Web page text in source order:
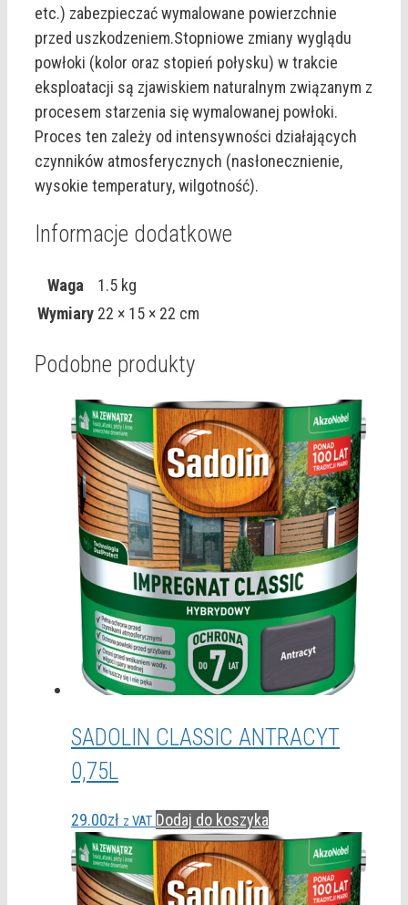
etc.) zabezpieczać wymalowane powierzchnie
przed uszkodzeniem.Stopniowe zmiany wyglądu
powłoki (kolor oraz stopień połysku) w trakcie
eksploatacji są zjawiskiem naturalnym związanym z
procesem starzenia się wymalowanej powłoki.
Proces ten zależy od intensywności działających
czynników atmosferycznych (nasłonecznienie,
wysokie temperatury, wilgotność).
Informacje dodatkowe
Waga
1.5 kg
Wymiary 22 × 15 × 22 cm
Podobne produkty
SADOLIN CLASSIC ANTRACYT
0,75L
29.00zł z VAT Dodaj do koszyka